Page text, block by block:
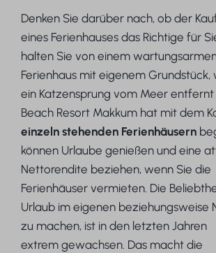
Denken Sie darüber nach, ob der
eines Ferienhauses das Richtige für
halten Sie von einem
Ferienhaus mit eigenem Grundstück,
ein Katzensprung vom Meer entfernt
Beach Resort Makkum hat mit dem
einzeln stehenden Ferienhäusern
können Urlaube genießen und eine
Nettorendite beziehen, wenn Sie die
Ferienhäuser vermieten. Die
Urlaub im eigenen beziehungsweise
zu machen, ist in den letzten Jahren
extrem gewachsen. Das macht die